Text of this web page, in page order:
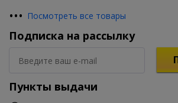
••• Посмотреть все товары
Подписка на рассылку
Пункты выдачи